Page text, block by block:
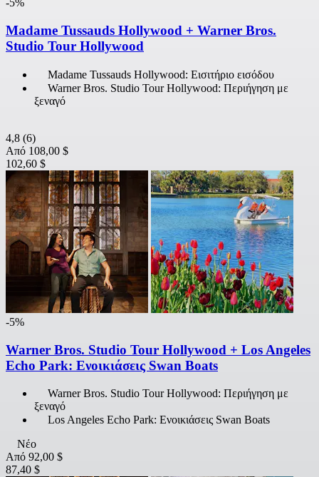
-5%
Madame Tussauds Hollywood + Warner Bros.
Studio Tour Hollywood
Madame Tussauds Hollywood: Εισιτήριο εισόδου
Warner Bros. Studio Tour Hollywood: Περιήγηση με
ξεναγό
4,8 (6)
Από 108,00 $
102,60 $
-5%
Warner Bros. Studio Tour Hollywood + Los Angeles
Echo Park: Ενοικιάσεις Swan Boats
Warner Bros. Studio Tour Hollywood: Περιήγηση με
ξεναγό
Los Angeles Echo Park: Ενοικιάσεις Swan Boats
Νέο
Από 92,00 $
87,40 $